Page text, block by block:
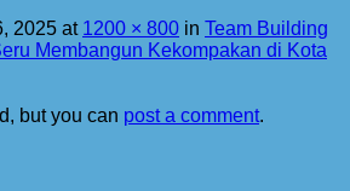
2025 at 1200 × 800 in Team Building
Membangun Kekompakan di Kota
but you can post a comment.